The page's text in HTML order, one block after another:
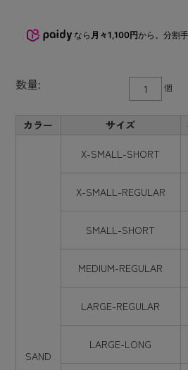
なら 月々1,100円から。分割
数量: 個
カラー サイズ
SAND
X-SMALL-SHORT
X-SMALL-REGULAR
SMALL-SHORT
MEDIUM-REGULAR
LARGE-REGULAR
LARGE-LONG